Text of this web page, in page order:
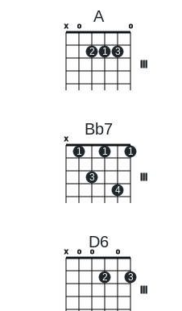
A
x o
2 1 3
o
Bb7
x
1
3
1
4
1
D6
x o o
2
o
3